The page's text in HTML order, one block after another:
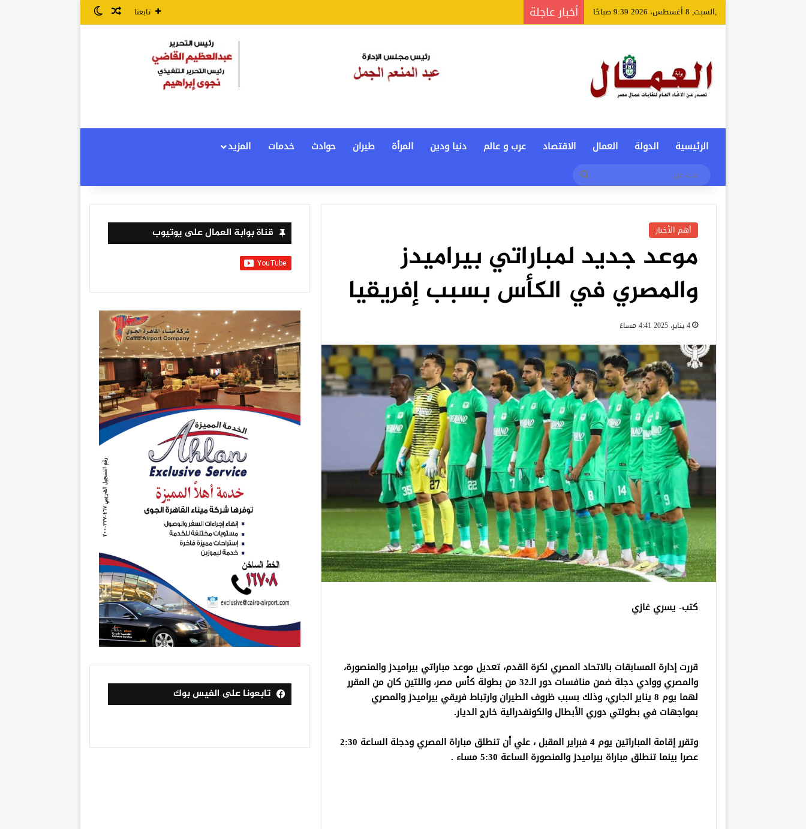
,السبت, 8 أغسطس، 2026 9:39 صباحًا أخبار عاجلة تابعنا مقال عشوائي
الوضع المظلم
الرئيسية الدولة العمال الاقتصاد عرب و عالم دنيا ودين المرأة طيران حوادث خدمات
المزيد
أهم الأخبار
موعد جديد لمباراتي بيراميدز
والمصري في الكأس بسبب إفريقيا
4 يناير، 2025 4:41 مساءً
كتب- يسري غازي
قررت إدارة المسابقات بالاتحاد المصري لكرة القدم، تعديل موعد مباراتي بيراميدز والمنصورة،
والمصري ووادي دجلة ضمن منافسات دور الـ32 من بطولة كأس مصر، واللتين كان من المقرر
لهما يوم 8 يناير الجاري، وذلك بسبب ظروف الطيران وارتباط فريقي بيراميدز والمصري
بمواجهات في بطولتي دوري الأبطال والكونفدرالية خارج الديار.
وتقرر إقامة المباراتين يوم 4 فبراير المقبل ، علي أن تنطلق مباراة المصري ودجلة الساعة 2:30
عصرا بينما تنطلق مباراة بيراميدز والمنصورة الساعة 5:30 مساء .
قناة بوابة العمال على يوتيوب
تابعونا على الفيس بوك